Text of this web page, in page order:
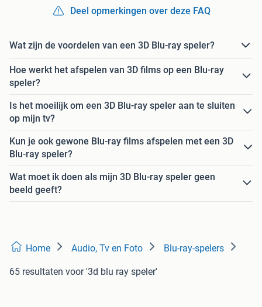
Deel opmerkingen over deze FAQ
Wat zijn de voordelen van een 3D Blu-ray speler?
Hoe werkt het afspelen van 3D films op een Blu-ray
speler?
Is het moeilijk om een 3D Blu-ray speler aan te sluiten
op mijn tv?
Kun je ook gewone Blu-ray films afspelen met een 3D
Blu-ray speler?
Wat moet ik doen als mijn 3D Blu-ray speler geen
beeld geeft?
Home Audio, Tv en Foto Blu-ray-spelers
65 resultaten voor '3d blu ray speler'